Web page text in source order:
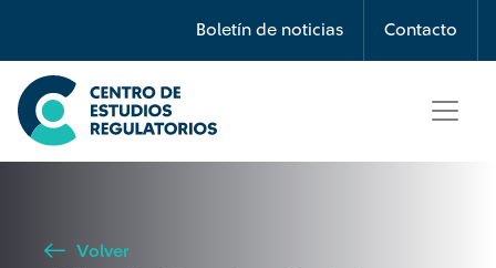
Boletín de noticias Contacto
Búsqueda
Seleccione país
Volver